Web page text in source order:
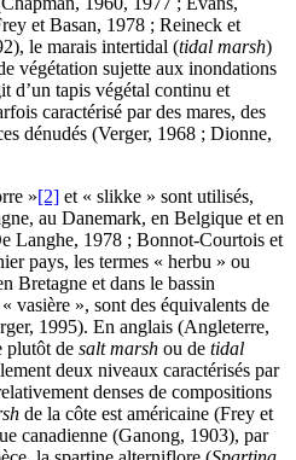
et Basan, 1978 ; Reineck et
le marais intertidal (tidal marsh)
végétation sujette aux inondations
d’un tapis végétal continu et
caractérisé par des mares, des
dénudés (Verger, 1968 ; Dionne,
»[2] et « slikke » sont utilisés,
au Danemark, en Belgique et en
Langhe, 1978 ; Bonnot-Courtois et
pays, les termes « herbu » ou
Bretagne et dans le bassin
vasière », sont des équivalents de
1995). En anglais (Angleterre,
plutôt de salt marsh ou de tidal
deux niveaux caractérisés par
denses de compositions
de la côte est américaine (Frey et
canadienne (Ganong, 1903), par